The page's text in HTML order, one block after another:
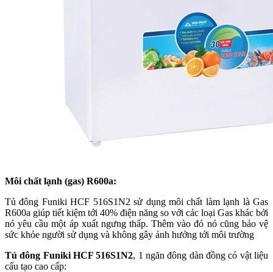
Môi chất lạnh (gas) R600a:
Tủ đông Funiki HCF 516S1N2 sử dụng môi chất làm lạnh là Gas
R600a giúp tiết kiệm tới 40% điện năng so với các loại Gas khác bởi
nó yêu cầu một áp xuất ngưng thấp. Thêm vào đó nó cũng bảo vệ
sức khỏe người sử dụng và không gây ảnh hưởng tới môi trường
Tủ đông Funiki HCF 516S1N2, 1 ngăn đông dàn đồng có vật liệu
cấu tạo cao cấp: